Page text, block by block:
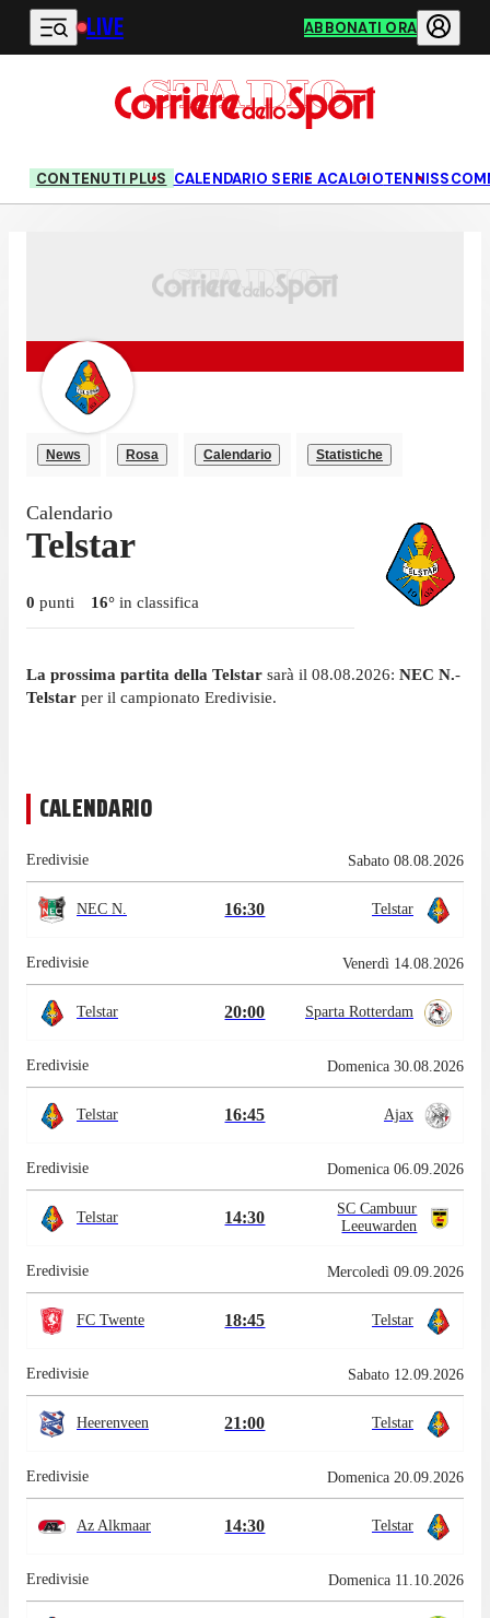
Vai al contenuto principale
LIVE ABBONATI ORA
CONTENUTI PLUS CALENDARIO SERIE ACALCIOTENNIS
News Rosa Calendario Statistiche
Calendario
Telstar
0 punti 16° in classifica
La prossima partita della Telstar sarà il 08.08.2026: NEC N.-
Telstar per il campionato Eredivisie.
CALENDARIO
Eredivisie Sabato 08.08.2026
NEC N. 16:30 Telstar
Eredivisie Venerdì 14.08.2026
Telstar 20:00 Sparta Rotterdam
Eredivisie Domenica 30.08.2026
Telstar 16:45 Ajax
Eredivisie Domenica 06.09.2026
Telstar 14:30
SC Cambuur
Leeuwarden
Eredivisie Mercoledì 09.09.2026
FC Twente 18:45 Telstar
Eredivisie Sabato 12.09.2026
Heerenveen 21:00 Telstar
Eredivisie Domenica 20.09.2026
Az Alkmaar 14:30 Telstar
Eredivisie Domenica 11.10.2026